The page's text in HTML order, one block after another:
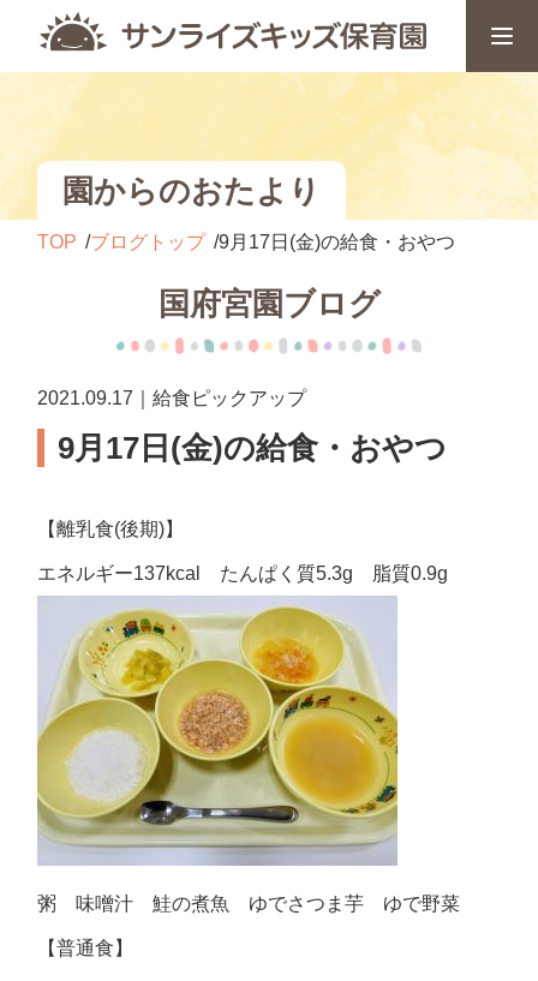
園からのおたより
TOP ブログトップ 9月17日(金)の給食・おやつ
国府宮園ブログ
2021.09.17｜給食ピックアップ
9月17日(金)の給食・おやつ
【離乳食(後期)】
エネルギー137kcal たんぱく質5.3g 脂質0.9g
粥 味噌汁 鮭の煮魚 ゆでさつま芋 ゆで野菜
【普通食】